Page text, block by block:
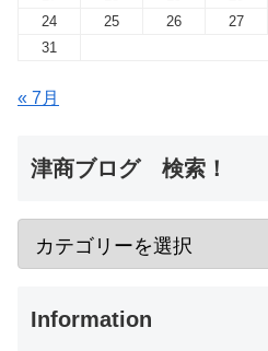
24
25 26 27
31
« 7月
津商ブログ 検索！
Information